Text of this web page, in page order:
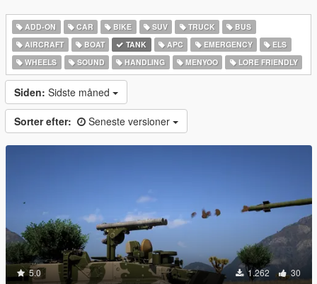
ADD-ON CAR BIKE SUV TRUCK
BUS
AIRCRAFT
BOAT TANK APC EMERGENCY
ELS
WHEELS
SOUND HANDLING MENYOO LORE FRIENDLY
Siden: Sidste måned
Sorter efter: Seneste versioner
5.0 1.262 30